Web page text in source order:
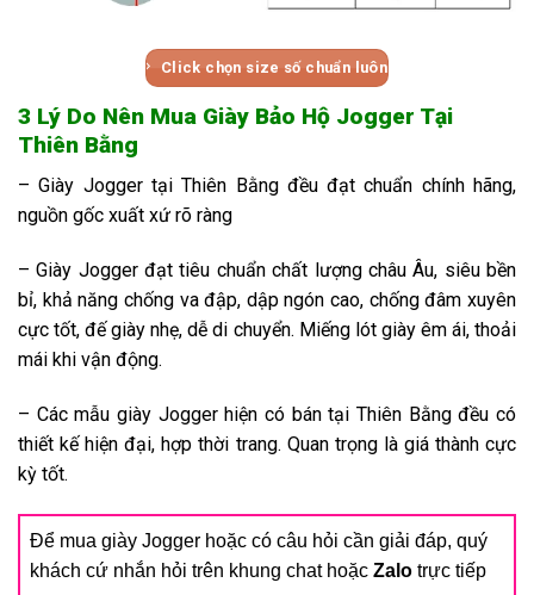
Click chọn size số chuẩn luôn
3 Lý Do Nên Mua Giày Bảo Hộ Jogger Tại
Thiên Bằng
– Giày Jogger tại Thiên Bằng đều đạt chuẩn chính hãng,
nguồn gốc xuất xứ rõ ràng
– Giày Jogger đạt tiêu chuẩn chất lượng châu Âu, siêu bền
bỉ, khả năng chống va đập, dập ngón cao, chống đâm xuyên
cực tốt, đế giày nhẹ, dễ di chuyển. Miếng lót giày êm ái, thoải
mái khi vận động.
– Các mẫu giày Jogger hiện có bán tại Thiên Bằng đều có
thiết kế hiện đại, hợp thời trang. Quan trọng là giá thành cực
kỳ tốt.
Để mua giày Jogger hoặc có câu hỏi cần giải đáp, quý
khách cứ nhắn hỏi trên khung chat hoặc Zalo trực tiếp